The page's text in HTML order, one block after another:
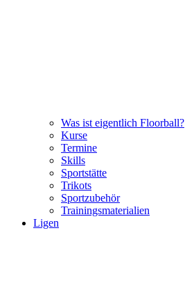
Was ist eigentlich Floorball?
Kurse
Termine
Skills
Sportstätte
Trikots
Sportzubehör
Trainingsmaterialien
Ligen